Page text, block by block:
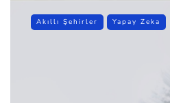
Akıllı Şehirler Yapay Zeka